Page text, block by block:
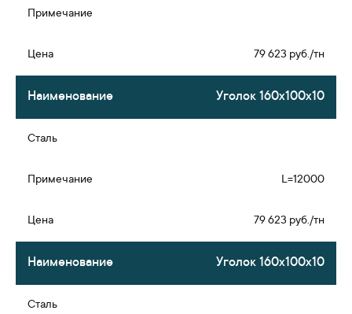
79 623 руб./тн
Уголок 160х100х10
L=12000
79 623 руб./тн
Уголок 160х100х10